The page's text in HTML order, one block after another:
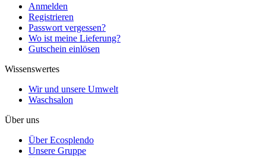
Anmelden
Registrieren
Passwort vergessen?
Wo ist meine Lieferung?
Gutschein einlösen
Wissenswertes
Wir und unsere Umwelt
Waschsalon
Über uns
Über Ecosplendo
Unsere Gruppe